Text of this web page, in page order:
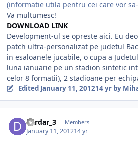
(informatie utila pentru cei care vor
Va multumesc!
DOWNLOAD LINK
Development-ul se opreste aici. Eu
patch ultra-personalizat pe judetul
in esaloanele jucabile, o cupa a
luna ianuarie pe un stadion sintetic
celor 8 formatii), 2 stadioane per
Edited January 11, 201214 yrby
dardar_3 Members
January 11, 201214 yr